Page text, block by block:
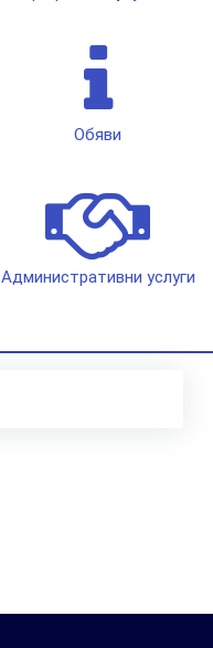
Обяви
Административни услуги